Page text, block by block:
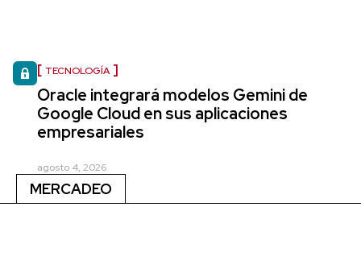
TECNOLOGÍA
Oracle integrará modelos Gemini de
Google Cloud en sus aplicaciones
empresariales
agosto 4, 2026
MERCADEO